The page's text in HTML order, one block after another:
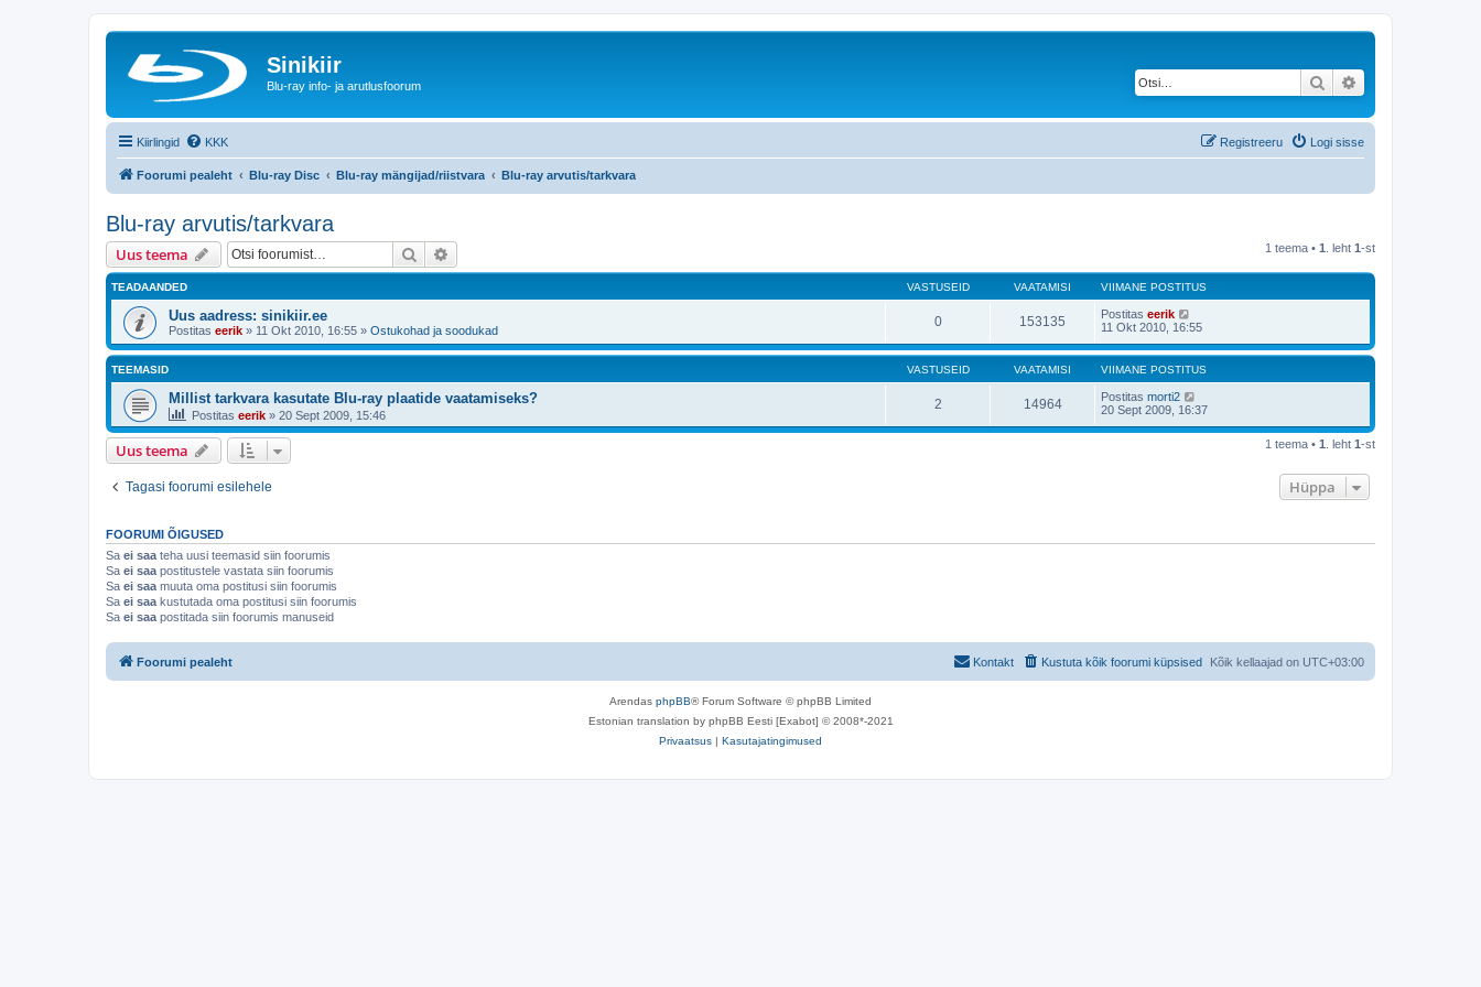
Sinikiir
Blu-ray info- ja arutlusfoorum Otsi
Kiirlingid KKK Logi sisse
Registreeru
Foorumi pealeht Blu-ray Disc Blu-ray mängijad/riistvara Blu-ray arvutis/tarkvara
Blu-ray arvutis/tarkvara
Uus teema Otsi 1 teema • 1 . leht 1-st
TEADAANDED VASTUSEID VAATAMISI VIIMANE POSTITUS
Uus aadress: sinikiir.ee
Postitas eerik » 11 Okt 2010, 16:55 » Ostukohad ja soodukad
0 153135 Postitas eerik
11 Okt 2010, 16:55
TEEMASID VASTUSEID VAATAMISI VIIMANE POSTITUS
Millist tarkvara kasutate Blu-ray plaatide vaatamiseks?
Postitas eerik » 20 Sept 2009, 15:46
2 14964 Postitas morti2
20 Sept 2009, 16:37
Uus teema 1 teema • 1 . leht 1-st
Tagasi foorumi esilehele Hüppa
FOORUMI ÕIGUSED
Sa ei saa teha uusi teemasid siin foorumis
Sa ei saa postitustele vastata siin foorumis
Sa ei saa muuta oma postitusi siin foorumis
Sa ei saa kustutada oma postitusi siin foorumis
Sa ei saa postitada siin foorumis manuseid
Foorumi pealeht Kõik kellaajad on UTC+03:00
Kustuta kõik foorumi küpsised
Kontakt
Arendas phpBB® Forum Software © phpBB Limited
Estonian translation by phpBB Eesti [Exabot] © 2008*-2021
Privaatsus | Kasutajatingimused